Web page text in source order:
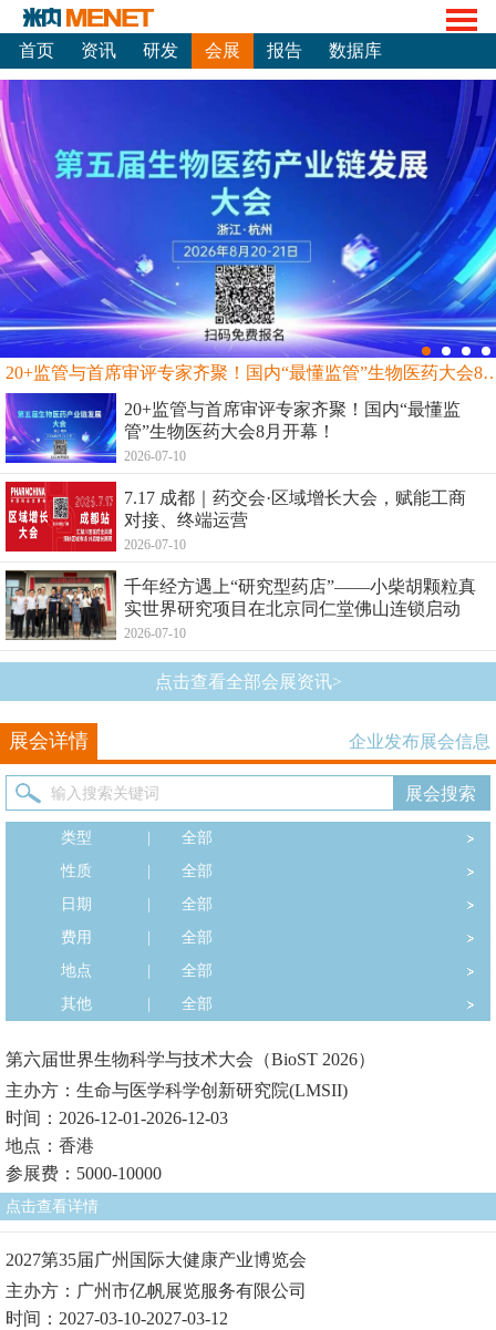
首页 资讯 研发 会展 报告 数据库
20+监管与首席审评专家齐聚！国内“最
20+监管与首席审评专家齐聚！国内“最懂监
管”生物医药大会8月开幕！
2026-07-10
7.17 成都｜药交会·区域增长大会，赋能工商
对接、终端运营
2026-07-10
千年经方遇上“研究型药店”——小柴胡颗粒真
实世界研究项目在北京同仁堂佛山连锁启动
2026-07-10
点击查看全部会展资讯>
展会详情 企业发布展会信息
类型
全部
性质
全部
日期
全部
费用
全部
地点
全部
其他
全部
第六届世界生物科学与技术大会（BioST 2026）
主办方：生命与医学科学创新研究院(LMSII)
时间：2026-12-01-2026-12-03
地点：香港
参展费：5000-10000
点击查看详情
2027第35届广州国际大健康产业博览会
主办方：广州市亿帆展览服务有限公司
时间：2027-03-10-2027-03-12